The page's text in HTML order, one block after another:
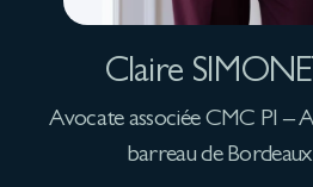
Claire
Avocate associée CMC PI –
barreau de Bordeaux